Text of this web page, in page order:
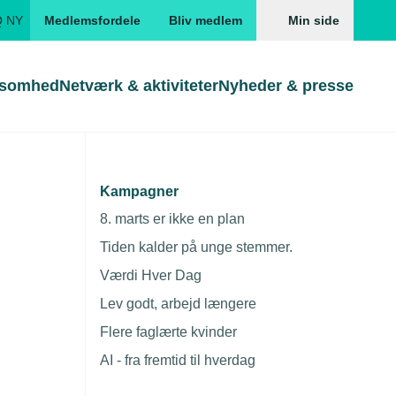
NY Medlemsfordele Bliv medlem Min side
Gå direkte til
Skabeloner og kontrakter
Beregn opsigelsesvarsel
Gå direkte til
Skabeloner
TEKNIQ app
Netværk & aktiviteterNyheder & presse
Kampagner
8. marts er ikke en plan
Tiden kalder på unge stemmer.
Værdi Hver Dag
Lev godt, arbejd længere
Flere faglærte kvinder
AI - fra fremtid til hverdag
til